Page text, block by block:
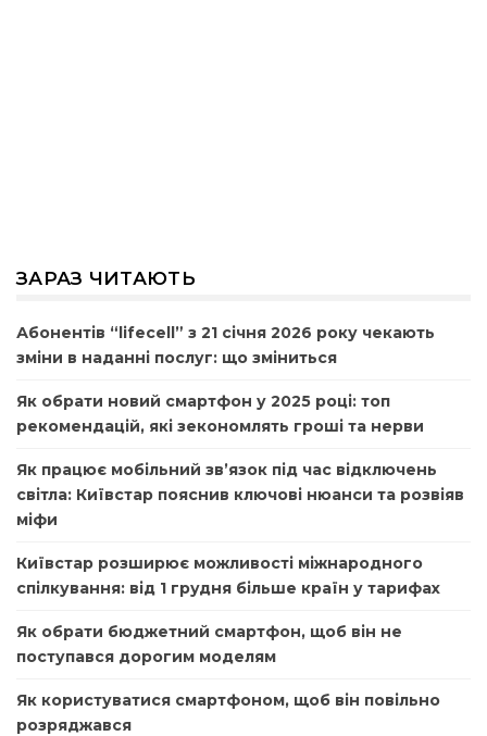
ЗАРАЗ ЧИТАЮТЬ
Абонентів “lifecell” з 21 січня 2026 року чекають
зміни в наданні послуг: що зміниться
Як обрати новий смартфон у 2025 році: топ
рекомендацій, які зекономлять гроші та нерви
Як працює мобільний зв’язок під час відключень
світла: Київстар пояснив ключові нюанси та розвіяв
міфи
Київстар розширює можливості міжнародного
спілкування: від 1 грудня більше країн у тарифах
Як обрати бюджетний смартфон, щоб він не
поступався дорогим моделям
Як користуватися смартфоном, щоб він повільно
розряджався